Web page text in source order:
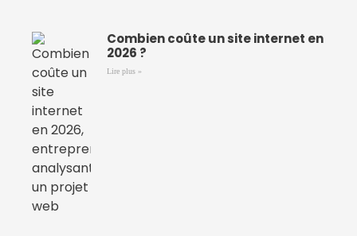
Combien coûte un site internet en
2026 ?
Lire plus »